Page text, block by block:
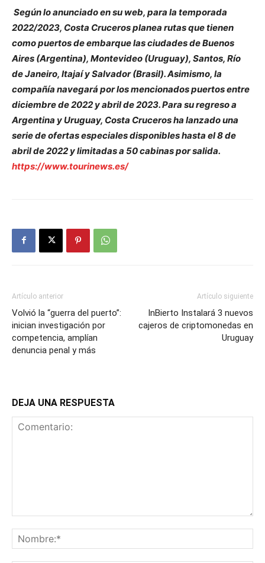
Según lo anunciado en su web, para la temporada
2022/2023, Costa Cruceros planea rutas que tienen
como puertos de embarque las ciudades de Buenos
Aires (Argentina), Montevideo (Uruguay), Santos, Río
de Janeiro, Itajaí y Salvador (Brasil). Asimismo, la
compañía navegará por los mencionados puertos entre
diciembre de 2022 y abril de 2023. Para su regreso a
Argentina y Uruguay, Costa Cruceros ha lanzado una
serie de ofertas especiales disponibles hasta el 8 de
abril de 2022 y limitadas a 50 cabinas por salida.
https://www.tourinews.es/
Artículo anterior
Volvió la “guerra del puerto”:
inician investigación por
competencia, amplían
denuncia penal y más
Artículo siguiente
InBierto Instalará 3 nuevos
cajeros de criptomonedas en
Uruguay
DEJA UNA RESPUESTA